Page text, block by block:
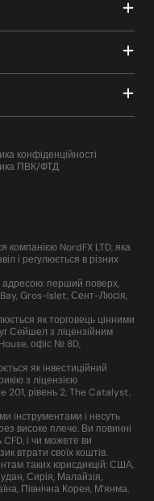
конфіденційності
ПВК/ФТД
компанією NordFX LTD, яка
і регулюється в різних
адресою: перший поверх,
Gros-Islet, Сент-Люсія,
як торговець цінними
Сейшел з ліцензійним
офіс № 8D,
як інвестиційний
з ліцензією
201, рівень 2, The Catalyst,
інструментами і несуть
високе плече. Ви повинні
і чи можете ви
втрати своїх коштів.
таких юрисдикцій: США,
Сирія, Малайзія,
Північна Корея, М'янма.